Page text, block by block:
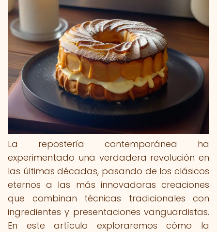
La repostería contemporánea ha
experimentado una verdadera revolución en
las últimas décadas, pasando de los clásicos
eternos a las más innovadoras creaciones
que combinan técnicas tradicionales con
ingredientes y presentaciones vanguardistas.
En este artículo exploraremos cómo la